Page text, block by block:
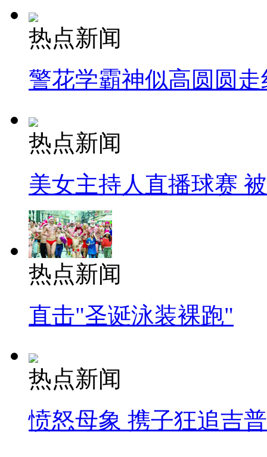
热点新闻
警花学霸神似高圆圆走
热点新闻
美女主持人直播球赛
热点新闻
直击"圣诞泳装裸跑"
热点新闻
愤怒母象 携子狂追吉